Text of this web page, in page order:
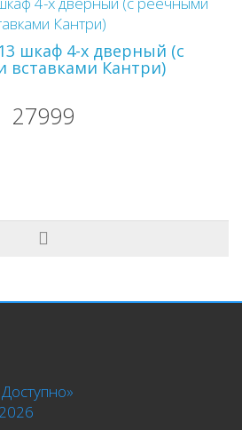
шкаф 4-х дверный (с
вставками Кантри)
27999